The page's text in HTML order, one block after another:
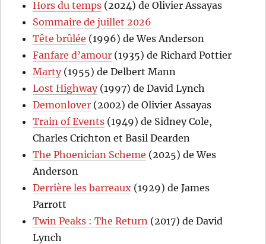
Hors du temps (2024) de Olivier Assayas
Sommaire de juillet 2026
Tête brûlée (1996) de Wes Anderson
Fanfare d’amour (1935) de Richard Pottier
Marty(1955) de Delbert Mann
Lost Highway(1997) de David Lynch
Demonlover (2002) de Olivier Assayas
Train of Events (1949) de Sidney Cole,
Charles Crichton et Basil Dearden
The Phoenician Scheme (2025) de Wes
Anderson
Derrière les barreaux (1929) de James
Parrott
Twin Peaks : The Return (2017) de David
Lynch